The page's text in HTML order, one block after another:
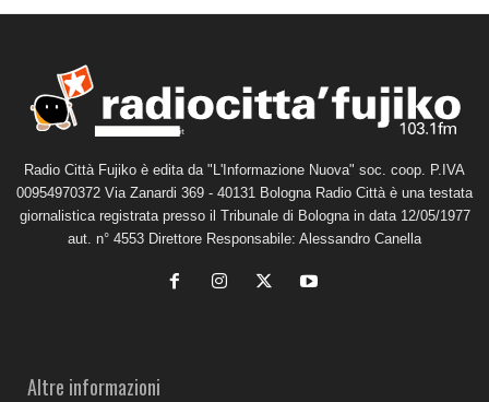
Radio Città Fujiko è edita da "L'Informazione Nuova" soc. coop. P.IVA
00954970372 Via Zanardi 369 - 40131 Bologna Radio Città è una testata
giornalistica registrata presso il Tribunale di Bologna in data 12/05/1977
aut. n° 4553 Direttore Responsabile: Alessandro Canella
Altre informazioni